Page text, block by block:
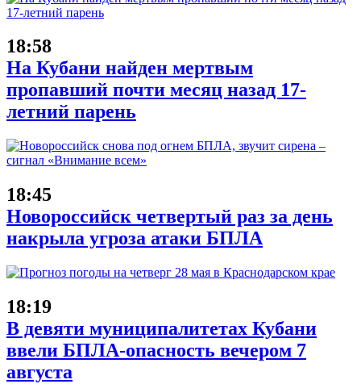
18:58
На Кубани найден мертвым
пропавший почти месяц назад 17-
летний парень
18:45
Новороссийск четвертый раз за день
накрыла угроза атаки БПЛА
18:19
В девяти муниципалитетах Кубани
ввели БПЛА-опасность вечером 7
августа